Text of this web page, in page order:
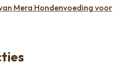
Mera Hondenvoeding voor